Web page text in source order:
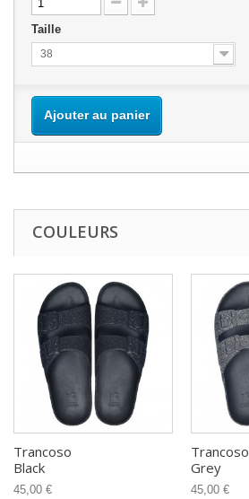
Taille
38
Ajouter au panier
COULEURS
Trancoso
Black
45,00 €
Trancoso
Grey
45,00 €